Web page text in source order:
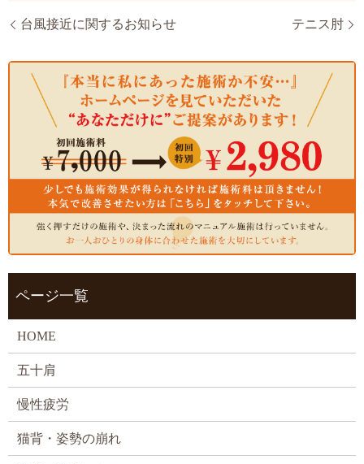
台風接近に関するお知らせ テニス肘
ページ一覧
HOME
五十肩
慢性疲労
猫背・姿勢の崩れ